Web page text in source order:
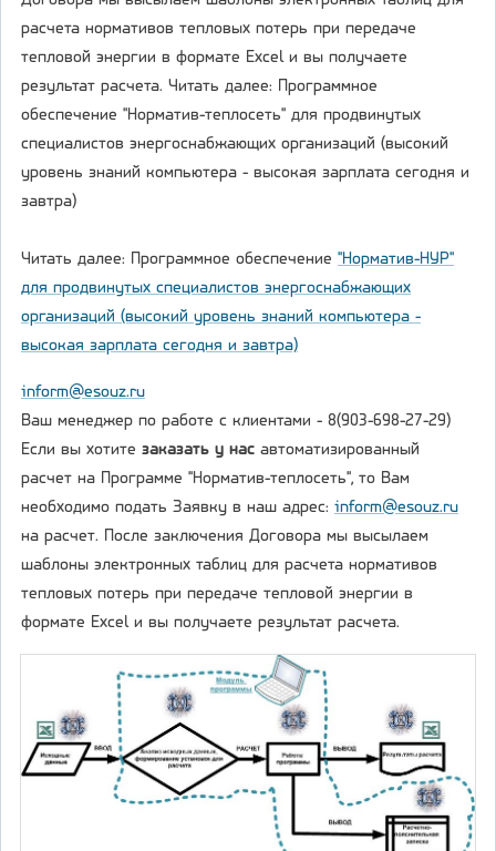
расчета нормативов тепловых потерь при передаче
тепловой энергии в формате Excel и вы получаете
результат расчета. Читать далее: Программное
обеспечение "Норматив-теплосеть" для продвинутых
специалистов энергоснабжающих организаций (высокий
уровень знаний компьютера - высокая зарплата сегодня и
завтра)
Читать далее: Программное обеспечение "Норматив-НУР"
для продвинутых специалистов энергоснабжающих
организаций (высокий уровень знаний компьютера -
высокая зарплата сегодня и завтра)
inform@esouz.ru
Ваш менеджер по работе с клиентами - 8(903-698-27-29)
Если вы хотите заказать у нас автоматизированный
расчет на Программе "Норматив-теплосеть", то Вам
необходимо подать Заявку в наш адрес: inform@esouz.ru
на расчет. После заключения Договора мы высылаем
шаблоны электронных таблиц для расчета нормативов
тепловых потерь при передаче тепловой энергии в
формате Excel и вы получаете результат расчета.